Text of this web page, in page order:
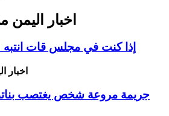
اخبار اليمن
إذا كنت في مجلس قات
اخبار
جريمة مروعة شخص يغتصب